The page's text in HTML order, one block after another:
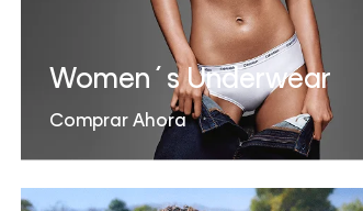
Women´s Underwear
Comprar Ahora